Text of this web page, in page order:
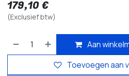
179,10 €
(Exclusief btw)
Aan
Toevoegen aan